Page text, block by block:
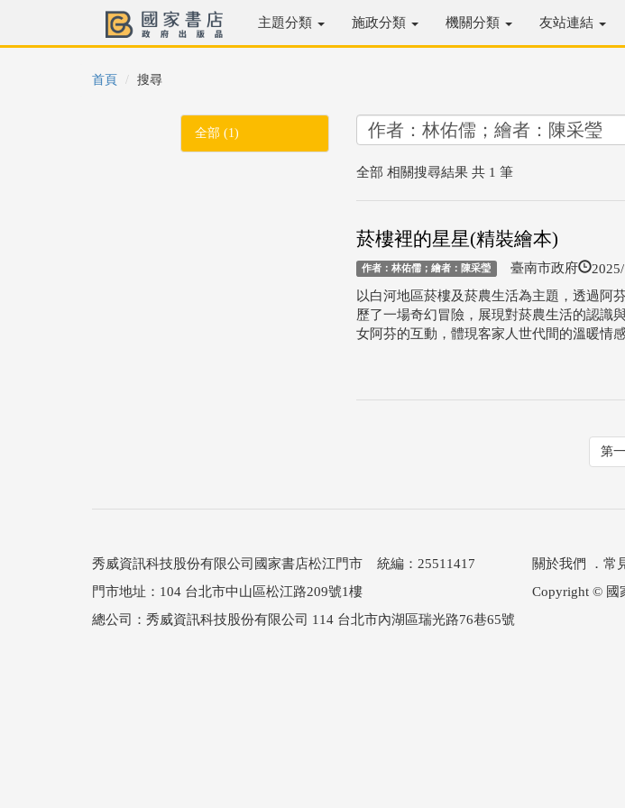
主題分類 施政分類 機關分類 友站連結
首頁 搜尋
全部 (1)
全部 相關搜尋結果 共 1 筆
菸樓裡的星星(精裝繪本)
作者：林佑儒；繪者：陳采瑩 臺南市政府
以白河地區菸樓及菸農生活為主題，透過阿
歷了一場奇幻冒險，展現對菸農生活的認識
女阿芬的互動，體現客家人世代間的溫暖情
第
秀威資訊科技股份有限公司國家書店松江門市 統編：25511417
門市地址：104 台北市中山區松江路209號1樓
關於我們 ． 常
Copyright © 國
總公司：秀威資訊科技股份有限公司 114 台北市內湖區瑞光路76巷65號